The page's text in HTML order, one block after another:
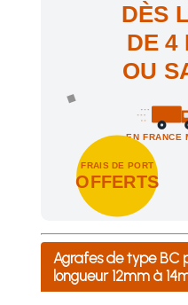
DÈS
DE 4
OU
EN FRANCE
FRAIS DE PORT
OFFERTS
Achetez 4 sachets ou
Agrafes de type BC
longueur 12mm à